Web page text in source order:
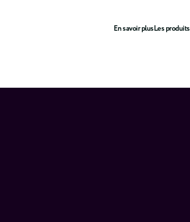
En savoir plusLes produits